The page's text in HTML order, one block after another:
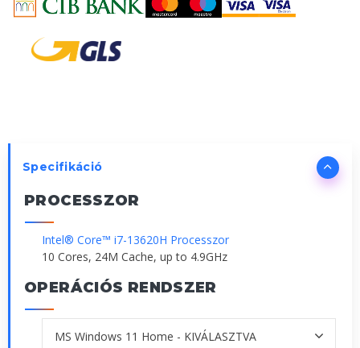
Specifikáció
PROCESSZOR
Intel® Core™ i7-13620H Processzor
10 Cores, 24M Cache, up to 4.9GHz
OPERÁCIÓS RENDSZER